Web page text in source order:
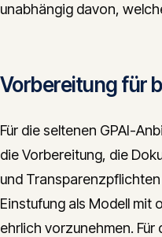
unabhängig davon,
Vorbereitung für
Für die seltenen GPAI-
die Vorbereitung, die
und
Einstufung als Modell mit
ehrlich vorzunehmen. Für